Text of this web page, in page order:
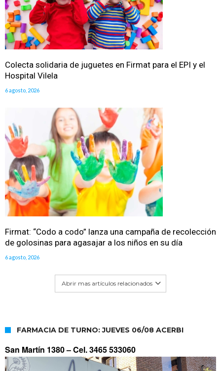
Colecta solidaria de juguetes en Firmat para el EPI y el
Hospital Vilela
6 agosto, 2026
Firmat: “Codo a codo” lanza una campaña de recolección
de golosinas para agasajar a los niños en su día
6 agosto, 2026
Abrir mas artículos relacionados
FARMACIA DE TURNO: JUEVES 06/08 ACERBI
San Martín 1380 –Cel. 3465 533060